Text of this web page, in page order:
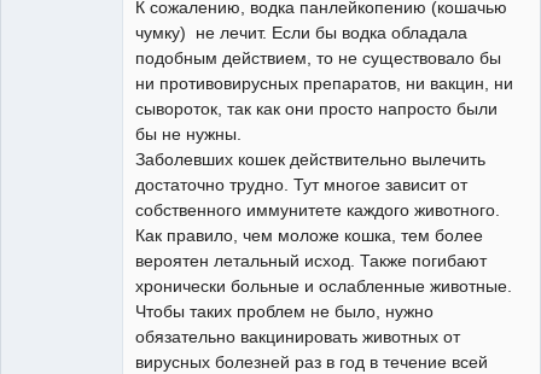
К сожалению, водка панлейкопению (кошачью
чумку) не лечит. Если бы водка обладала
подобным действием, то не существовало бы
ни противовирусных препаратов, ни вакцин, ни
сывороток, так как они просто напросто были
бы не нужны.
Заболевших кошек действительно вылечить
достаточно трудно. Тут многое зависит от
собственного иммунитете каждого животного.
Как правило, чем моложе кошка, тем более
вероятен летальный исход. Также погибают
хронически больные и ослабленные животные.
Чтобы таких проблем не было, нужно
обязательно вакцинировать животных от
вирусных болезней раз в год в течение всей